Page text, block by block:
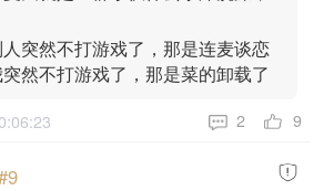
突然不打游戏了，那是连麦谈恋
然不打游戏了，那是菜的卸载了
2 9